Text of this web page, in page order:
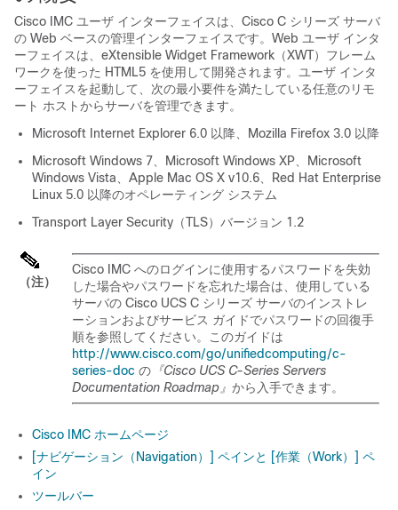
Cisco IMC ユーザ インターフェイスは、Cisco C シリーズ サーバ
の Web ベースの管理インターフェイスです。Web ユーザ インタ
ーフェイスは、eXtensible Widget Framework（XWT）フレーム
ワークを使った HTML5 を使用して開発されます。ユーザ インタ
ーフェイスを起動して、次の最小要件を満たしている任意のリモ
ート ホストからサーバを管理できます。
Microsoft Internet Explorer 6.0 以降、Mozilla Firefox 3.0 以降
Microsoft Windows 7、Microsoft Windows XP、Microsoft
Windows Vista、Apple Mac OS X v10.6、Red Hat Enterprise
Linux 5.0 以降のオペレーティング システム
Transport Layer Security（TLS）バージョン 1.2
（注）
Cisco IMC へのログインに使用するパスワードを失効
した場合やパスワードを忘れた場合は、使用している
サーバの Cisco UCS C シリーズ サーバのインストレ
ーションおよびサービス ガイドでパスワードの回復手
順を参照してください。このガイドは
http://www.cisco.com/go/unifiedcomputing/c-
series-doc の 『Cisco UCS C-Series Servers
Documentation Roadmap』 から入手できます。
Cisco IMC ホームページ
[ナビゲーション（Navigation）] ペインと [作業（Work）] ペ
イン
ツールバー